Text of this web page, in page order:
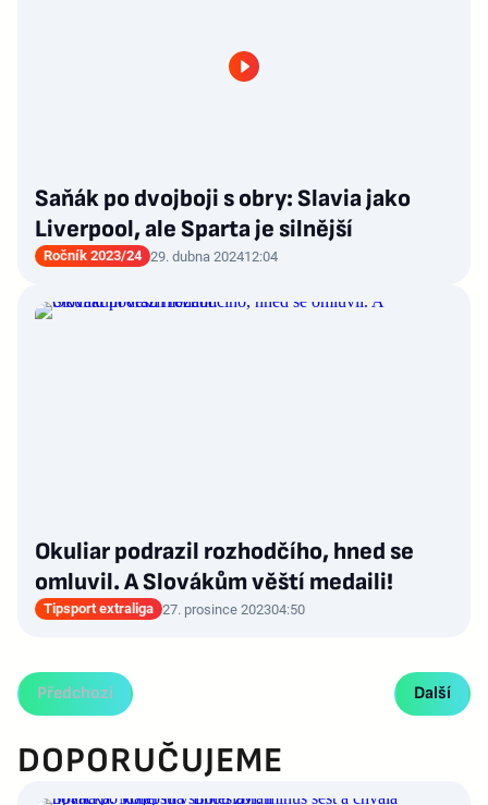
Saňák po dvojboji s obry: Slavia jako
Liverpool, ale Sparta je silnější
Ročník 2023/24 29. dubna 202412:04
Okuliar podrazil rozhodčího, hned se
omluvil. A Slovákům věští medaili!
Tipsport extraliga 27. prosince 202304:50
Předchozí Další
DOPORUČUJEME